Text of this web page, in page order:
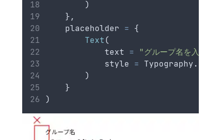
        )
    },
    placeholder
= {
Text(
            text
= "グループ名を入力"
            style
=
        )
    }
)